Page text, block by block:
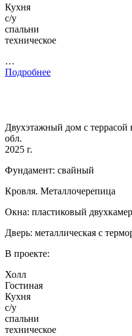
Кухня
с/у
спальни
техническое
…
Подробнее
Двухэтажный дом с террасой
обл.
2025 г.
Фундамент: свайный
Кровля. Металлочерепица
Окна: пластиковый
Дверь: металлическая с
В проекте:
Холл
Гостиная
Кухня
с/у
спальни
техническое